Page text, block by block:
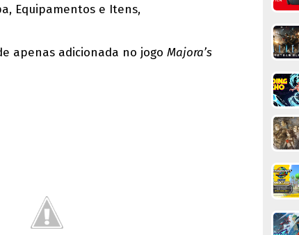
Equipamentos e Itens,
apenas adicionada no jogo Majora’s